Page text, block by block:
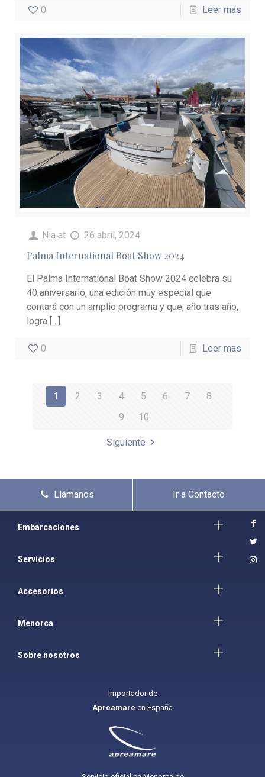
0 Leer mas
Nia at 26 abril, 2024
Palma International Boat Show 2024
El Palma International Boat Show 2024 celebra su
40 aniversario, una edición muy especial que
contará con un amplio programa y que, año tras año,
logra […]
0 Leer mas
1 2 3 4 5 6 7
8
9
10
Siguiente
Llámanos Ir a Contacto
Embarcaciones
Servicios
Accesorios
Menorca
Sobre nosotros
Importador de
Apreamare en España